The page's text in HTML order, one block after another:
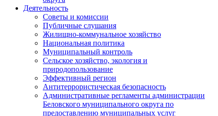
Деятельность
Советы и комиссии
Публичные слушания
Жилищно-коммунальное хозяйство
Национальная политика
Муниципальный контроль
Сельское хозяйство, экология и
природопользование
Эффективный регион
Антитеррористическая безопасность
Административные регламенты администрации
Беловского муниципального округа по
предоставлению муниципальных услуг